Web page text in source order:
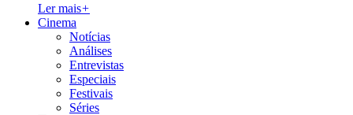
Ler mais+
Cinema
Notícias
Análises
Entrevistas
Especiais
Festivais
Séries